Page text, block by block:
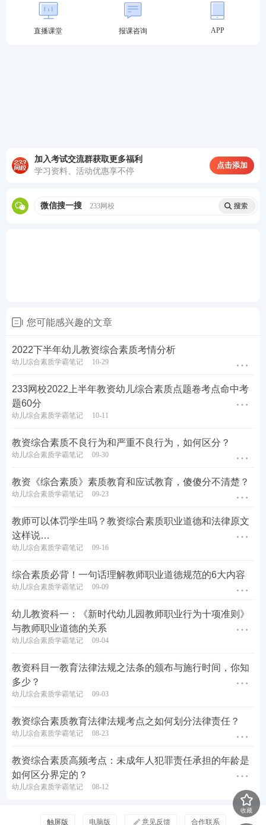
【白银段位】
➣ 网络上搜索新闻“消息”，大概了解事件脉络;
➣ 以“消息”为作文题的材料，写作;
字、文章少字或残尾、偏离题意等。具体为：
未写标题扣分2-5分左右;文中存在语句错误的话，每
三个错别字扣1分或者每两个错别字扣1分;如果只有一
个错别字的话是不扣分的，5个错别字则要扣3分，5
个错别字以上要扣12分;文章字数600字以上但少于80
0字没有结尾会扣10分;字说少于600字的残文则只得1
偏离题意的文章分数都很低，一般在20分以下。
关于2022年教师资格证考试
备考时间短？ 临考 速成班专为考前冲关设计，短时间
锁定核心考分。 0元领课，免费试听学习>>
教材精讲班—讲解各章节
考生夯实基础。
高频考点班 —复盘考点，串讲历年考试中反复
教学设计专题班
对性拆分讲解，帮助考生专项得分。
考前救命
—考前点睛之讲，万能模板、大题通
历年真题>>历年教师资格证真题视频课程学习
在线题库>>在线刷教师资格证章节练习/模拟试题/历
直播课堂 报课咨询 APP
加入考试交流群获取更多福利
学习资料、活动优惠享不停
点击添加
微信搜一搜 233网校
您可能感兴趣的文章
2022下半年幼儿教资综合素质考情分析
幼儿综合素质学霸笔记 10-29
233网校2022上半年教资幼儿综合素质点题卷考点命中考
题60分
幼儿综合素质学霸笔记 10-11
教资综合素质不良行为和严重不良行为，如何区分？
幼儿综合素质学霸笔记 09-30
教资《综合素质》素质教育和应试教育，傻傻分不清楚？
幼儿综合素质学霸笔记 09-23
教师可以体罚学生吗？教资综合素质职业道德和法律原文
这样说…
幼儿综合素质学霸笔记 09-16
综合素质必背！一句话理解教师职业道德规范的6大内容
幼儿综合素质学霸笔记 09-09
幼儿教资科一：《新时代幼儿园教师职业行为十项准则》
与教师职业道德的关系
幼儿综合素质学霸笔记 09-04
教资科目一教育法律法规之法条的颁布与施行时间，你知
多少？
幼儿综合素质学霸笔记 09-03
教资综合素质教育法律法规考点之如何划分法律责任？
幼儿综合素质学霸笔记 08-23
教资综合素质高频考点：未成年人犯罪责任承担的年龄是
如何区分界定的？
幼儿综合素质学霸笔记 08-12
触屏版 电脑版 意见反馈 合作联系
收藏